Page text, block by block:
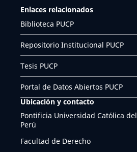
Enlaces relacionados
Biblioteca PUCP
Repositorio Institucional PUCP
Tesis PUCP
Portal de Datos Abiertos PUCP
Ubicación y contacto
Pontificia Universidad Católica del
Perú
Facultad de Derecho